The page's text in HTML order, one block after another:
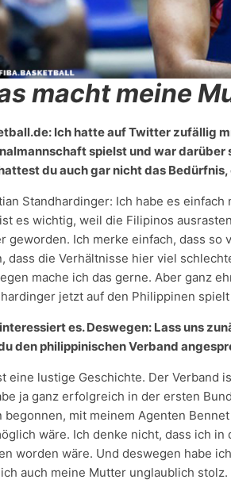
macht meine
Ich hatte auf Twitter zufällig
spielst und war
du auch gar nicht das
Standhardinger: Ich habe es
es wichtig, weil die Filipinos
geworden. Ich merke einfach, dass
dass die Verhältnisse hier viel
mache ich das gerne. Aber ganz
jetzt auf den Philippinen
es. Deswegen: Lass uns
den philippinischen Verband
eine lustige Geschichte. Der Verband
ja ganz erfolgreich in der ersten
begonnen, mit meinem Agenten
wäre. Ich denke nicht, dass ich
worden wäre. Und deswegen habe
auch meine Mutter unglaublich stolz.